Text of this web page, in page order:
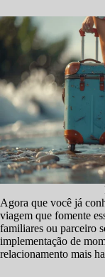
Agora que você já
viagem que fomente
familiares ou parceiro
implementação de
relacionamento mais